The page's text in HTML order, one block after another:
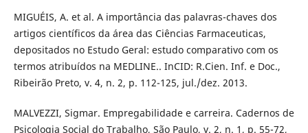
MIGUÉIS, A. et al. A importância das palavras-chaves dos
artigos científicos da área das Ciências Farmaceuticas,
depositados no Estudo Geral: estudo comparativo com os
termos atribuídos na MEDLINE.. InCID: R.Cien. Inf. e Doc.,
Ribeirão Preto, v. 4, n. 2, p. 112-125, jul./dez. 2013.
MALVEZZI, Sigmar. Empregabilidade e carreira. Cadernos de
Psicologia Social do Trabalho, São Paulo, v. 2, n. 1, p. 55-72,